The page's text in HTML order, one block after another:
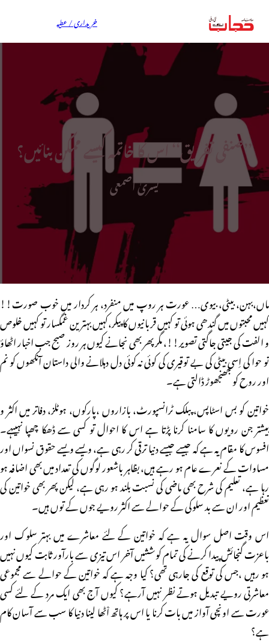
خریداری / عطیہ
’’صنفی تفریق‘‘ اس کا خاتمہ کیسے ممکن بنائیں؟
یسریٰ اصمعی
ماں،بہن، بیٹی، بیوی… عورت ہر روپ میں منفرد، ہر کردار میں خوب صورت!!
کہیں محبتوں میں گندھی ہوئی تو کہیں قربانیوں کا پیکر،کہیں بہترین غمگسار تو کہیں خلوص
و الفت کی جیتی جاگتی تصویر!!، مگر پھر بھی نجانے کیوں ہر روز صبح جب اخبار اٹھاؤ
تو حوا کی اِسی بیٹی کی بے توقیری کی کوئی نہ کوئی دل دہلانے والی داستان آنکھوں کو نم
اور روح کو جھنجھوڑ ڈالتی ہے۔
خواتین کو بس اسٹاپس، پبلک ٹرانسپورٹ، بازاروں ،پارکوں، ہوٹلز، دفاتر میں اکثر و
بیشتر جن رویوں کا سامنا کرنا پڑتا ہے اس کا احوال تو کسی سے ڈھکا چھپا نہیںہے۔
افسوس کا مقام یہ ہے کہ جیسے جیسے دنیا ترقی کر رہی ہے، ویسے ویسے حقوق نسواں اور
مساوات کے نعرے عام ہو رہے ہیں، بظاہر باشعور لوگوں کی تعداد میں بھی اضافہ ہو
رہا ہے، تعلیم کی شرح بھی ماضی کی نسبت بلند ہو رہی ہے، لیکن پھر بھی خواتین کی
تعظیم اور ان سے بد سلوکی کے حوالے سے اکثر رویے جوں کے توں ہیں۔
اس وقت اصل سوال یہ ہے کہ خواتین کے لئے معاشرے میں بہتر سلوک اور
باعزت گنجائش پیدا کرنے کی تمام کوششیں آخر اس تیزی سے بارآور ثابت کیوں نہیں
ہو رہیں ،جس کی توقع کی جارہی تھی؟ کیا وجہ ہے کہ خواتین کے حوالے سے مجموعی
معاشرتی رویے تبدیل ہوتے نظر نہیں آرہے؟ کیوں آج بھی ایک مرد کے لئے کسی
عورت سے اونچی آواز میں بات کرنا یا اس پر ہاتھ اْٹھا لینا دنیا کا سب سے آسان کام
ہے؟